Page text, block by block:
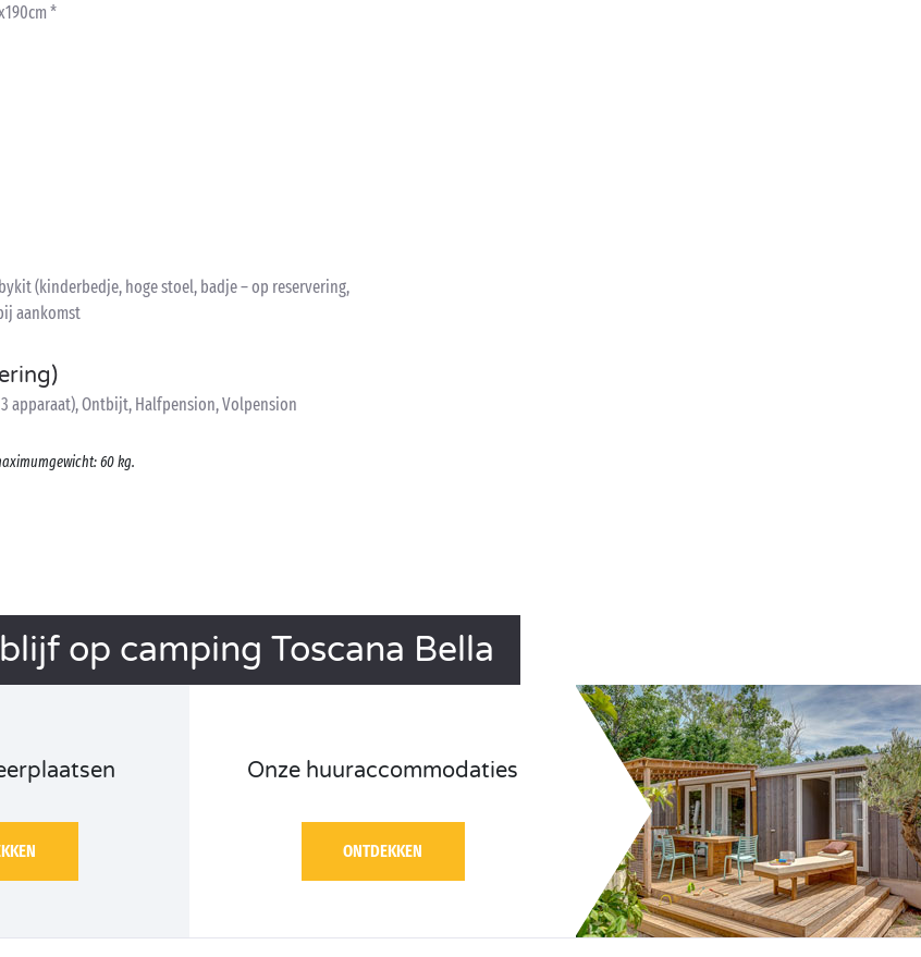
*
(kinderbedje, hoge stoel, badje – op reservering,
aankomst
apparaat), Ontbijt, Halfpension, Volpension
60 kg.
op camping Toscana Bella
Onze huuraccommodaties
ONTDEKKEN